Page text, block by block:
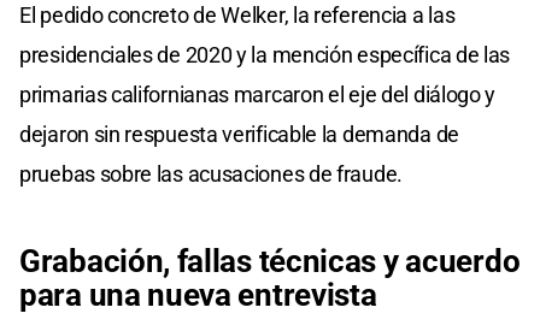
El pedido concreto de Welker, la referencia a las
presidenciales de 2020 y la mención específica de las
primarias californianas marcaron el eje del diálogo y
dejaron sin respuesta verificable la demanda de
pruebas sobre las acusaciones de fraude.
Grabación, fallas técnicas y acuerdo
para una nueva entrevista